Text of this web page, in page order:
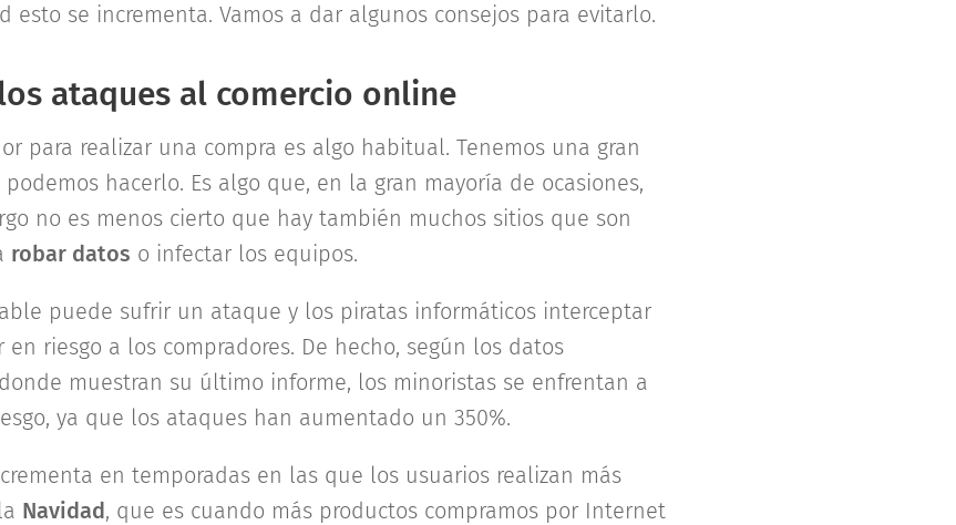
esto se incrementa. Vamos a dar algunos consejos para evitarlo.
ataques al comercio online
para realizar una compra es algo habitual. Tenemos una gran
hacerlo. Es algo que, en la gran mayoría de ocasiones,
no es menos cierto que hay también muchos sitios que son
robar datos o infectar los equipos.
puede sufrir un ataque y los piratas informáticos interceptar
en riesgo a los compradores. De hecho, según los datos
donde muestran su último informe, los minoristas se enfrentan a
ya que los ataques han aumentado un 350%.
en temporadas en las que los usuarios realizan más
Navidad, que es cuando más productos compramos por Internet